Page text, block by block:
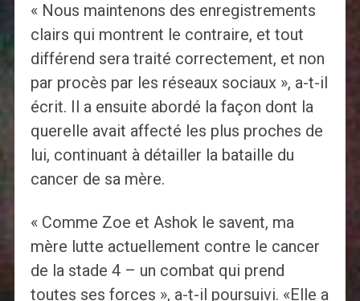
« Nous maintenons des enregistrements
clairs qui montrent le contraire, et tout
différend sera traité correctement, et non
par procès par les réseaux sociaux », a-t-il
écrit. Il a ensuite abordé la façon dont la
querelle avait affecté les plus proches de
lui, continuant à détailler la bataille du
cancer de sa mère.
« Comme Zoe et Ashok le savent, ma
mère lutte actuellement contre le cancer
de la stade 4 – un combat qui prend
toutes ses forces », a-t-il poursuivi. «Elle a